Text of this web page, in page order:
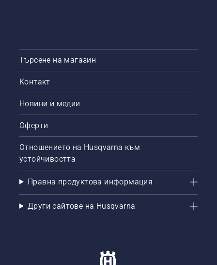
Търсене на магазин
Контакт
Новини и медии
Оферти
Отношението на Husqvarna към
устойчивостта
Правна продуктова информация
Други сайтове на Husqvarna